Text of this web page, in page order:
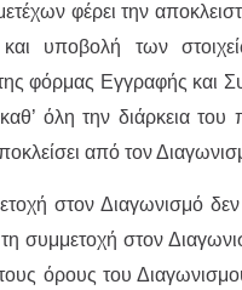
φέρει την
υποβολή των
φόρμας Εγγραφής και
όλη την διάρκεια
από τον
στον Διαγωνισμό
συμμετοχή στον
όρους του